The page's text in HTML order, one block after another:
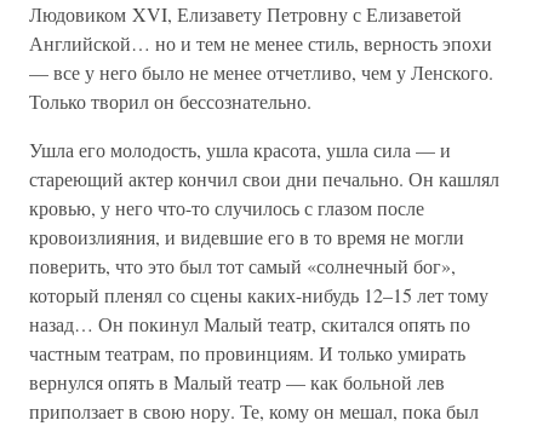
Людовиком XVI, Елизавету Петровну с Елизаветой
Английской… но и тем не менее стиль, верность эпохи
— все у него было не менее отчетливо, чем у Ленского.
Только творил он бессознательно.
Ушла его молодость, ушла красота, ушла сила — и
стареющий актер кончил свои дни печально. Он кашлял
кровью, у него что-то случилось с глазом после
кровоизлияния, и видевшие его в то время не могли
поверить, что это был тот самый «солнечный бог»,
который пленял со сцены каких-нибудь 12–15 лет тому
назад… Он покинул Малый театр, скитался опять по
частным театрам, по провинциям. И только умирать
вернулся опять в Малый театр — как больной лев
приползает в свою нору. Те, кому он мешал, пока был